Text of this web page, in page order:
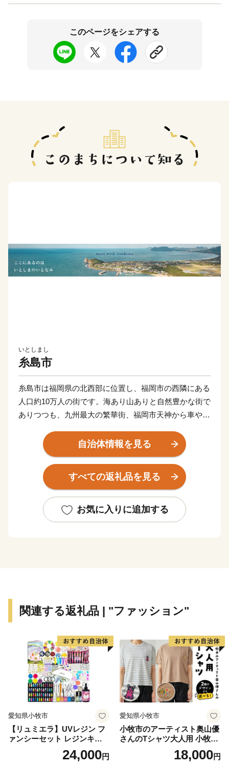
このページをシェアする
いとしまし
糸島市
糸島市は福岡県の北西部に位置し、福岡市の西隣にある
人口約10万人の街です。海あり山ありと自然豊かな街で
ありつつも、九州最大の繁華街、福岡市天神から車や電
近年は「移住したいまちランキング」でも上位に入るこ
ともあり、移住してこられる方も多くなりました。会社
員だけでなく、芸術家等の創作活動の場としても多くの
また、糸島野菜、果物や糸島牛、豚などは東京の飲食店
いレストランやカフェ、数多くのイベント等、四季を通
糸島の自然が育んだ特産品を通じて、糸島の魅力をさら
に知っていただければ幸いです。
自治体情報を見る
すべての返礼品を見る
お気に入りに追加する
関連する返礼品 | "ファッション"
愛知県小牧市
【リュミエラ】UVレジン フ
ァンシーセット レジンキッ
ト ハンドメイド レジンクラ
フト アクセサリーキット 手
24,000円
愛知県小牧市
小牧市のアーティスト奥山優
さんのTシャツ大人用 小牧市
18,000円